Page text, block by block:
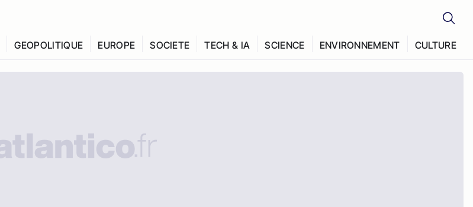
GEOPOLITIQUE EUROPE SOCIETE TECH & IA SCIENCE ENVIRONNEMENT CULTURE